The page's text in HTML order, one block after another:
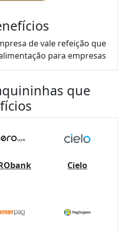
de vale refeição que
para empresas
que
Cielo